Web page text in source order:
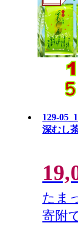
129-
深むし
たま
寄附